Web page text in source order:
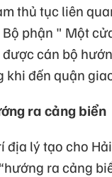
thủ tục liên
Bộ phận " Một
được cán bộ
khi đến quận
ra cảng biển
địa lý tạo cho
ra cảng